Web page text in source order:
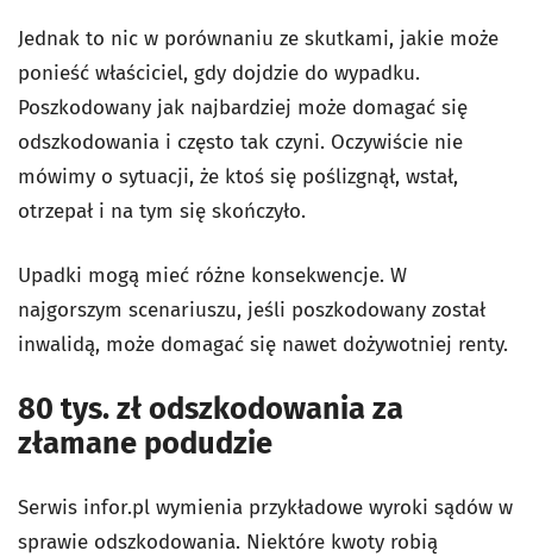
Jednak to nic w porównaniu ze skutkami, jakie może
ponieść właściciel, gdy dojdzie do wypadku.
Poszkodowany jak najbardziej może domagać się
odszkodowania i często tak czyni. Oczywiście nie
mówimy o sytuacji, że ktoś się poślizgnął, wstał,
otrzepał i na tym się skończyło.
Upadki mogą mieć różne konsekwencje. W
najgorszym scenariuszu, jeśli poszkodowany został
inwalidą, może domagać się nawet dożywotniej renty.
80 tys. zł odszkodowania za
złamane podudzie
Serwis infor.pl wymienia przykładowe wyroki sądów w
sprawie odszkodowania. Niektóre kwoty robią